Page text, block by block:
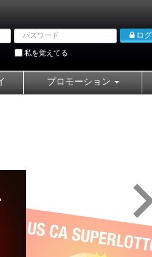
Password ロ
私を覚えてる
プロモーション